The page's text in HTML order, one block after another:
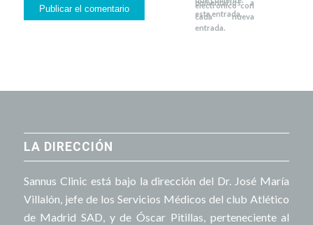
comentarios a
esta entrada.
electrónico con
cada nueva
entrada.
LA DIRECCIÓN
Sannus Clinic está bajo la dirección del Dr. José María
Villalón, jefe de los Servicios Médicos del club Atlético
de Madrid SAD, y de Óscar Pitillas, perteneciente al